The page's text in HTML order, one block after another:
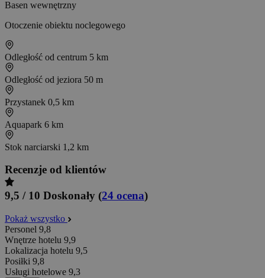
Basen wewnętrzny
Otoczenie obiektu noclegowego
Odległość od centrum 5 km
Odległość od jeziora 50 m
Przystanek 0,5 km
Aquapark 6 km
Stok narciarski 1,2 km
Recenzje od klientów
9,5 / 10 Doskonały (24 ocena)
Pokaż wszystko
Personel 9,8
Wnętrze hotelu 9,9
Lokalizacja hotelu 9,5
Posiłki 9,8
Usługi hotelowe 9,3